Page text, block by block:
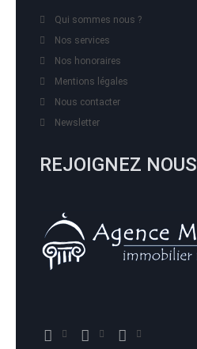
Qui sommes nous ?
Nos services
Nos honoraires
Mentions légales
Nous contacter
Newsletter
REJOIGNEZ NOUS